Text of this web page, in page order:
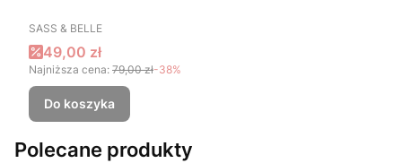
PRODUCENT
SASS & BELLE
Cena promocyjna
49,00 zł
Najniższa cena: 79,00 zł-38%
Do koszyka
Polecane produkty